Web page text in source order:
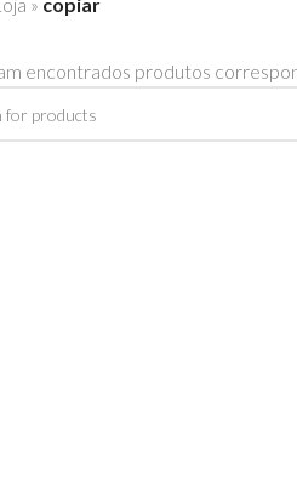
encontrados produtos